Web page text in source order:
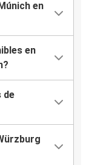
en
en
de